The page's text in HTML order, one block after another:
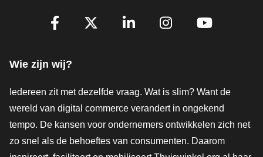
Volg je ons al?
Wie zijn wij?
Iedereen zit met dezelfde vraag. Wat is slim? Want de
wereld van digital commerce verandert in ongekend
tempo. De kansen voor ondernemers ontwikkelen zich net
zo snel als de behoeftes van consumenten. Daarom